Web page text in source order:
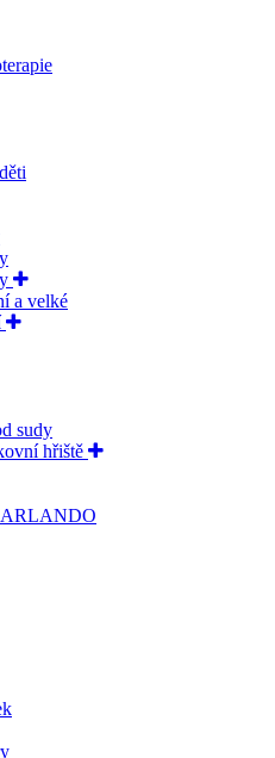
a velké
sudy
hřiště